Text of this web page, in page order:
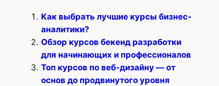
Как выбрать лучшие курсы бизнес-
аналитики?
Обзор курсов бекенд разработки
для начинающих и профессионалов
Топ курсов по веб-дизайну — от
основ до продвинутого уровня